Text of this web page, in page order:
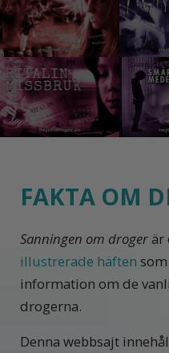
FAKTA OM
Sanningen om drogerär
illustrerade häften
information om de
drogerna.
Denna webbsajt